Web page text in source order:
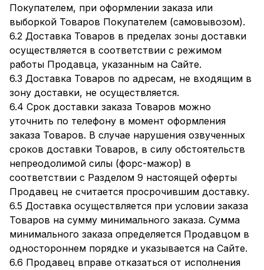
Покупателем, при оформлении заказа или
выборкой Товаров Покупателем (самовывозом).
6.2 Доставка Товаров в пределах зоны доставки
осуществляется в соответствии с режимом
работы Продавца, указанным на Сайте.
6.3 Доставка Товаров по адресам, не входящим в
зону доставки, не осуществляется.
6.4 Срок доставки заказа Товаров можно
уточнить по телефону в момент оформления
заказа Товаров. В случае нарушения озвученных
сроков доставки Товаров, в силу обстоятельств
непреодолимой силы (форс-мажор) в
соответствии с Разделом 9 настоящей оферты
Продавец не считается просрочившим доставку.
6.5 Доставка осуществляется при условии заказа
Товаров на сумму минимального заказа. Сумма
минимального заказа определяется Продавцом в
одностороннем порядке и указывается на Сайте.
6.6 Продавец вправе отказаться от исполнения